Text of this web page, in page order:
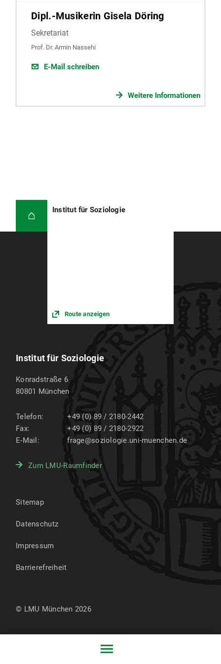
Dipl.-Musikerin Gisela Döring
Sekretariat
Prof. Dr. Armin Nassehi
E-Mail schreiben
Weitere Informationen
Institut für Soziologie
Route anzeigen
Institut für Soziologie
Konradstraße 6
80801 München
Telefon:
+49 (0) 89 / 2180-2442
Fax:
+49 (0) 89 / 2180-2922
E-Mail:
frage@soziologie.uni-muenchen.de
Zum LMU-Raumfinder
Sitemap
Datenschutz
Impressum
Barrierefreiheit
© LMU München 2026